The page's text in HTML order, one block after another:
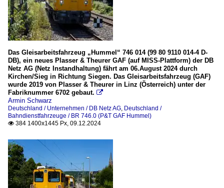
Das Gleisarbeitsfahrzeug „Hummel“ 746 014 (99 80 9110 014-4 D-
DB), ein neues Plasser & Theurer GAF (auf MISS-Plattform) der DB
Netz AG (Netz Instandhaltung) fährt am 06.August 2024 durch
Kirchen/Sieg in Richtung Siegen. Das Gleisarbeitsfahrzeug (GAF)
wurde 2019 von Plasser & Theurer in Linz (Österreich) unter der
Fabriknummer 6702 gebaut. 
Armin Schwarz
Deutschland / Unternehmen / DB Netz AG, Deutschland /
Bahndienstfahrzeuge / BR 746.0 (P&T GAF Hummel)
 384 1400x1445 Px, 09.12.2024